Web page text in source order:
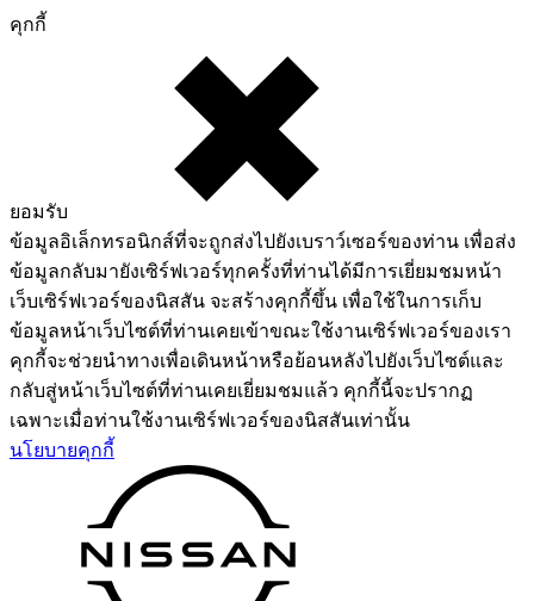
คุกกี้
ยอมรับ
ข้อมูลอิเล็กทรอนิกส์ที่จะถูกส่งไปยังเบราว์เซอร์ของท่าน เพื่อส่ง
ข้อมูลกลับมายังเซิร์ฟเวอร์ทุกครั้งที่ท่านได้มีการเยี่ยมชมหน้า
เว็บเซิร์ฟเวอร์ของนิสสัน จะสร้างคุกกี้ขึ้น เพื่อใช้ในการเก็บ
ข้อมูลหน้าเว็บไซต์ที่ท่านเคยเข้าขณะใช้งานเซิร์ฟเวอร์ของเรา
คุกกี้จะช่วยนำทางเพื่อเดินหน้าหรือย้อนหลังไปยังเว็บไซต์และ
กลับสู่หน้าเว็บไซต์ที่ท่านเคยเยี่ยมชมแล้ว คุกกี้นี้จะปรากฏ
เฉพาะเมื่อท่านใช้งานเซิร์ฟเวอร์ของนิสสันเท่านั้น
นโยบายคุกกี้